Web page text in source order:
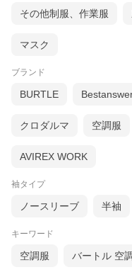
用の
利用
その他制服、作業服
マスク
ブランド
BURTLE
クロダルマ 空調服
AVIREX WORK
袖タイプ
ノースリーブ 半袖
キーワード
空調服 バートル 空